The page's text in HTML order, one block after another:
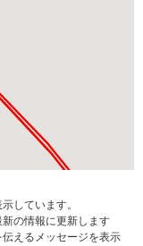
しています。
の情報に更新します
えるメッセージを表示